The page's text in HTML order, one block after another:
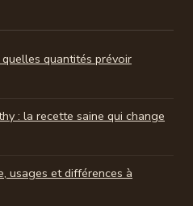
quantités prévoir
: la recette saine qui change
usages et différences à